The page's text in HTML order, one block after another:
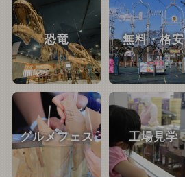
恐竜 無料・格安
グルメフェス 工場見学